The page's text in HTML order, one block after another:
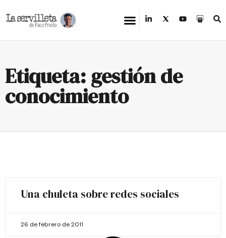
Etiqueta: gestión de
conocimiento
Una chuleta sobre redes sociales
26 de febrero de 2011